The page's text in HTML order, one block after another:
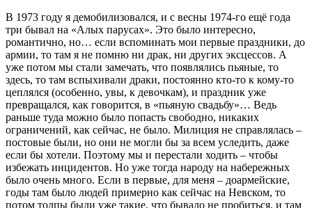
В 1973 году я демобилизовался, и с весны 1974-го ещё года
три бывал на «Алых парусах». Это было интересно,
романтично, но… если вспоминать мои первые праздники, до
армии, то там я не помню ни драк, ни других эксцессов. А
уже потом мы стали замечать, что появлялись пьяные, то
здесь, то там вспыхивали драки, постоянно кто-то к кому-то
цеплялся (особенно, увы, к девочкам), и праздник уже
превращался, как говорится, в «пьяную свадьбу»… Ведь
раньше туда можно было попасть свободно, никаких
ограничений, как сейчас, не было. Милиция не справлялась –
постовые были, но они не могли бы за всем уследить, даже
если бы хотели. Поэтому мы и перестали ходить – чтобы
избежать инцидентов. Но уже тогда народу на набережных
было очень много. Если в первые, для меня – доармейские,
годы там было людей примерно как сейчас на Невском, то
потом толпы были уже такие, что бывало не пробиться, и там